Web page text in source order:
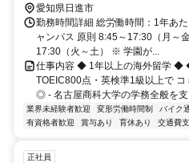
愛知県日進市
勤務時間詳細 総労働時間：1年あ
ャンパス 原則 8:45～17:30（月～
17:30（火～土） ※ 学園が...
仕事内容 ◆ 1年以上の海外留学 ◆
TOEIC800点・英検準1級以上で
◎ - 名古屋商科大学の学務全般を支
業界未経験者歓迎 変形労働時間制 バイク
有資格者歓迎
賞与あり 育休あり 交通費
正社員